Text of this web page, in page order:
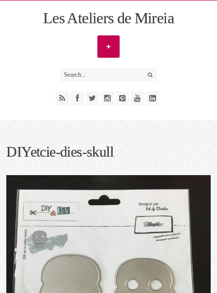
Les Ateliers de Mireia
DIYetcie-dies-skull